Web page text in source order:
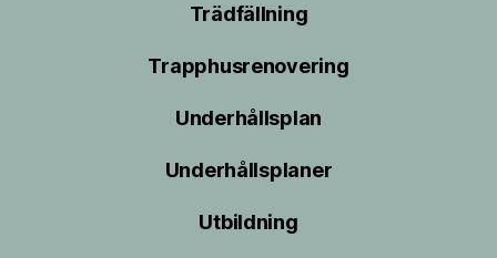
Trädfällning
Trapphusrenovering
Underhållsplan
Underhållsplaner
Utbildning